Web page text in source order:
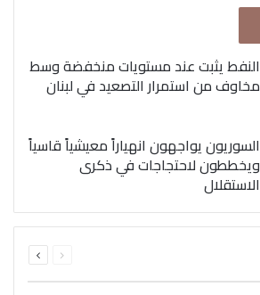
النفط يثبت عند مستويات منخفضة وسط
مخاوف من استمرار التصعيد في لبنان
السوريون يواجهون انهياراً معيشياً قاسياً
ويخططون لاحتجاجات في ذكرى
الاستقلال
الصفحةالصفحة